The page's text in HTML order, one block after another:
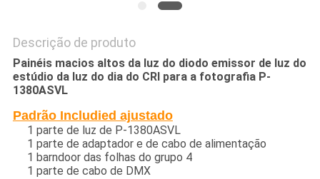
Descrição de produto
Painéis macios altos da luz do diodo emissor de luz do
estúdio da luz do dia do CRI para a fotografia P-
1380ASVL
Padrão Includied ajustado
1 parte de luz de P-1380ASVL
1 parte de adaptador e de cabo de alimentação
1 barndoor das folhas do grupo 4
1 parte de cabo de DMX